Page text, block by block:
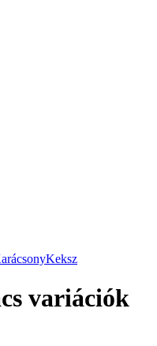
Keksz
variációk